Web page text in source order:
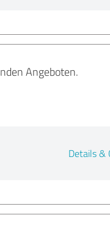
Angeboten.
Details &